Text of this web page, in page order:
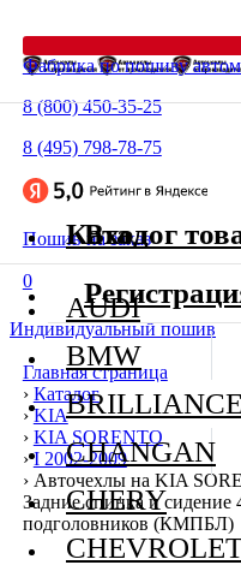
Фабрика по пошиву
8 (800) 450-35-25
8 (495) 798-78-75
Пошив на заказ
0
Индивидуальный пошив
Главная страница
› Каталог
› KIA
› KIA SORENTO
› I 2002-2009
› Авточехлы на KIA
Задние спинка и сидение
подголовников (КМПБЛ)
Каталог
AUDI
BMW
BRILLIANCE
CHANGAN
CHERY
Вход